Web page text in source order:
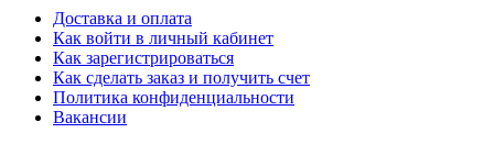
Доставка и оплата
Как войти в личный кабинет
Как зарегистрироваться
Как сделать заказ и получить счет
Политика конфиденциальности
Вакансии